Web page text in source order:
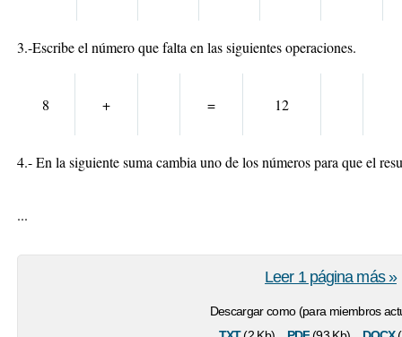
3.-Escribe el número que falta en las siguientes operaciones.
8 + = 12
4.- En la siguiente suma cambia uno de los números para que el
...
Descargar como (para miembros
Leer 1 página más »